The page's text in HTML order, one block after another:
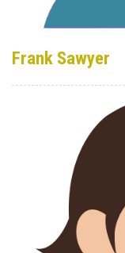
Frank Sawyer